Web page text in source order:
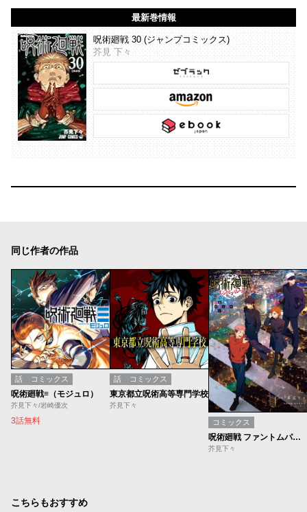
最新巻情報
呪術廻戦 30 (ジャンプコミックス)
芥見 下々
同じ作者の作品
話 コミックス
呪術廻戦≡（モジュロ）
芥見下々/岩崎優次
3話無料
話 コミックス
東京都立呪術高等専門学校
芥見下々
コミックス
呪術廻戦 ファントムパレード 公式ビジュアルブック
芥見下々
こちらもおすすめ